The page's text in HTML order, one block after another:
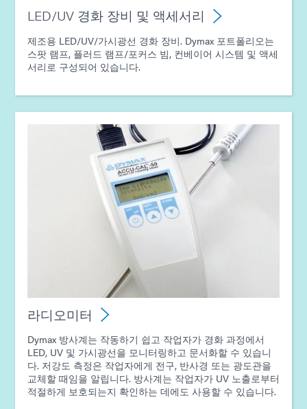
LED/UV 경화 장비 및 액세서리
제조용 LED/UV/가시광선 경화 장비. Dymax 포트폴리오는
스팟 램프, 플러드 램프/포커스 빔, 컨베이어 시스템 및 액세
서리로 구성되어 있습니다.
라디오미터
Dymax 방사계는 작동하기 쉽고 작업자가 경화 과정에서
LED, UV 및 가시광선을 모니터링하고 문서화할 수 있습니
다. 저강도 측정은 작업자에게 전구, 반사경 또는 광도관을
교체할 때임을 알립니다. 방사계는 작업자가 UV 노출로부터
적절하게 보호되는지 확인하는 데에도 사용할 수 있습니다.